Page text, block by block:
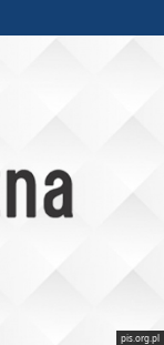
pis.org.pl